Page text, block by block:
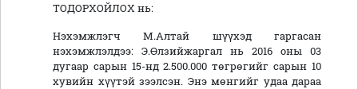
ТОДОРХОЙЛОХ нь:
Нэхэмжлэгч М.Алтай шүүхэд гаргасан
нэхэмжлэлдээ: Э.Өлзийжаргал нь 2016 оны 03
дугаар сарын 15-нд 2.500.000 төгрөгийг сарын 10
хувийн хүүтэй зээлсэн. Энэ мөнгийг удаа дараа